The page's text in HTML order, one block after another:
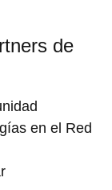
de
en el Red